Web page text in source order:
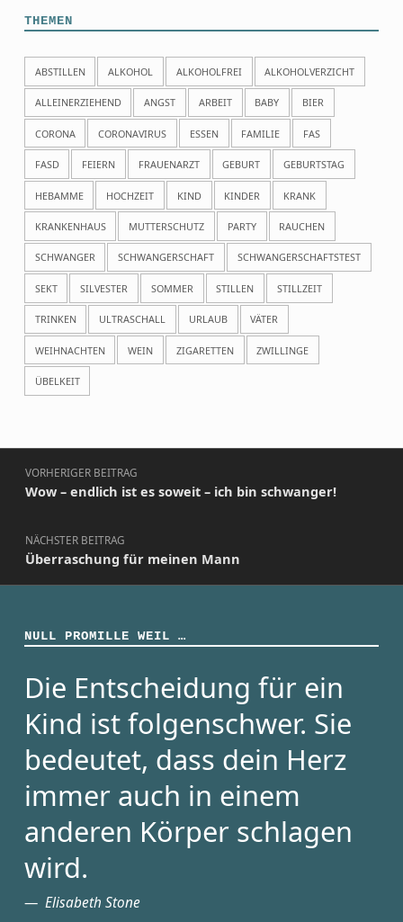
THEMEN
ABSTILLEN ALKOHOL ALKOHOLFREI ALKOHOLVERZICHT
ALLEINERZIEHEND ANGST ARBEIT BABY BIER
CORONA CORONAVIRUS ESSEN FAMILIE FAS
FASD FEIERN FRAUENARZT GEBURT GEBURTSTAG
HEBAMME HOCHZEIT KIND KINDER KRANK
KRANKENHAUS MUTTERSCHUTZ PARTY RAUCHEN
SCHWANGER SCHWANGERSCHAFT SCHWANGERSCHAFTSTEST
SEKT SILVESTER SOMMER STILLEN STILLZEIT
TRINKEN ULTRASCHALL URLAUB VÄTER
WEIHNACHTEN WEIN ZIGARETTEN ZWILLINGE
ÜBELKEIT
Beitragsnavigation
VORHERIGER BEITRAG
Wow – endlich ist es soweit – ich bin schwanger!
NÄCHSTER BEITRAG
Überraschung für meinen Mann
NULL PROMILLE WEIL …
Die Entscheidung für ein
Kind ist folgenschwer. Sie
bedeutet, dass dein Herz
immer auch in einem
anderen Körper schlagen
wird.
Elisabeth Stone